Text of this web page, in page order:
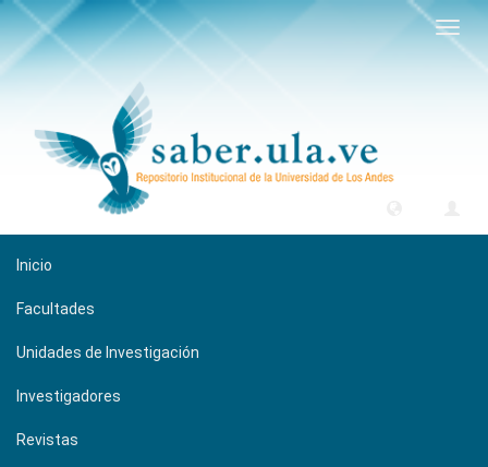
Inicio
Facultades
Unidades de Investigación
Investigadores
Revistas